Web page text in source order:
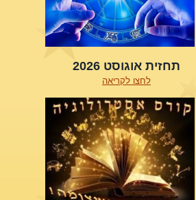
תחזית אוגוסט 2026
לחצו לקריאה